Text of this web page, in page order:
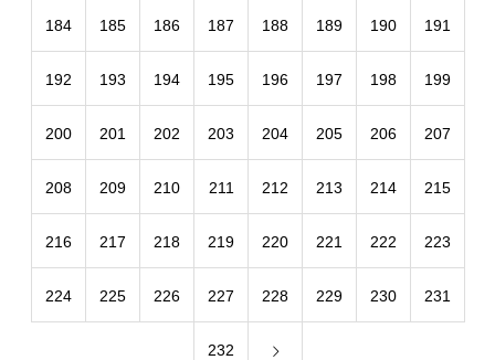
184 185 186 187 188 189 190 191
192 193 194 195 196 197 198 199
200 201 202 203 204 205 206 207
208 209 210 211 212 213 214 215
216 217 218 219 220 221 222 223
224 225 226 227 228 229 230 231
232